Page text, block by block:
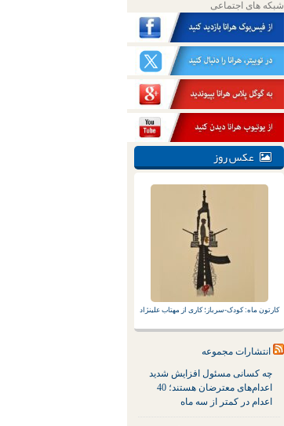
شبکه های اجتماعی
عکس روز
کارتون ماه: کودک-سرباز؛ کاری از مهتاب علینژاد
انتشارات مجموعه
چه کسانی مسئول افزایش شدید
اعدام‌های معترضان هستند؛ 40
اعدام در کمتر از سه ماه